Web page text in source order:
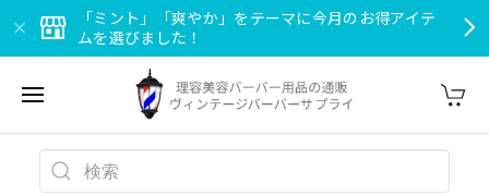
「ミント」「爽やか」をテーマに今月のお得アイテ
ムを選びました！